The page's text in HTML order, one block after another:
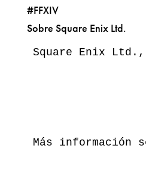
#FFXIV
Sobre Square Enix Ltd.
Square Enix Ltd.,
Más información